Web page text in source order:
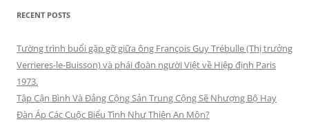
RECENT POSTS
Tường trình buổi gặp gỡ giữa ông François Guy Trébulle (Thị trưởng
Verrieres-le-Buisson) và phái đoàn người Việt về Hiệp định Paris
1973.
Tập Cận Bình Và Đảng Cộng Sản Trung Cộng Sẽ Nhượng Bộ Hay
Đàn Áp Các Cuộc Biểu Tình Như Thiên An Môn?